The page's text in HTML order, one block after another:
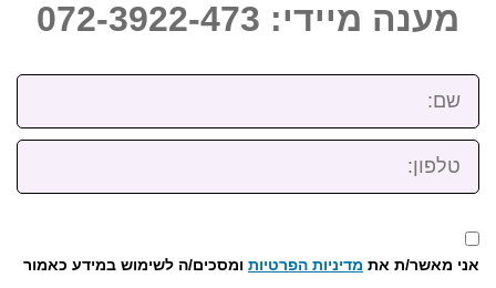
מענה מיידי: 072-3922-473
שם:
טלפון:
אני מאשר/ת את מדיניות הפרטיות ומסכים/ה לשימוש במידע כאמור